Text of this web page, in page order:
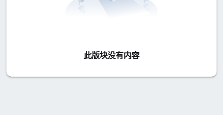
此版块没有内容